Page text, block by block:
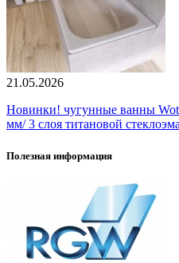
21.05.2026
Новинки! чугунные ванны
мм/ 3 слоя титановой
Полезная информация